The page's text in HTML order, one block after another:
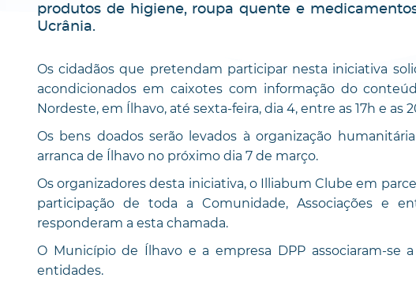
produtos de higiene, roupa quente e
Ucrânia.
Os cidadãos que pretendam participar nesta iniciativa
acondicionados em caixotes com informação do
Nordeste, em Ílhavo, até sexta-feira, dia 4, entre as 17h e as
Os bens doados serão levados à organização
arranca de Ílhavo no próximo dia 7 de março.
Os organizadores desta iniciativa, o Illiabum Clube em
participação de toda a Comunidade, Associações e
responderam a esta chamada.
O Município de Ílhavo e a empresa DPP associaram-se
entidades.